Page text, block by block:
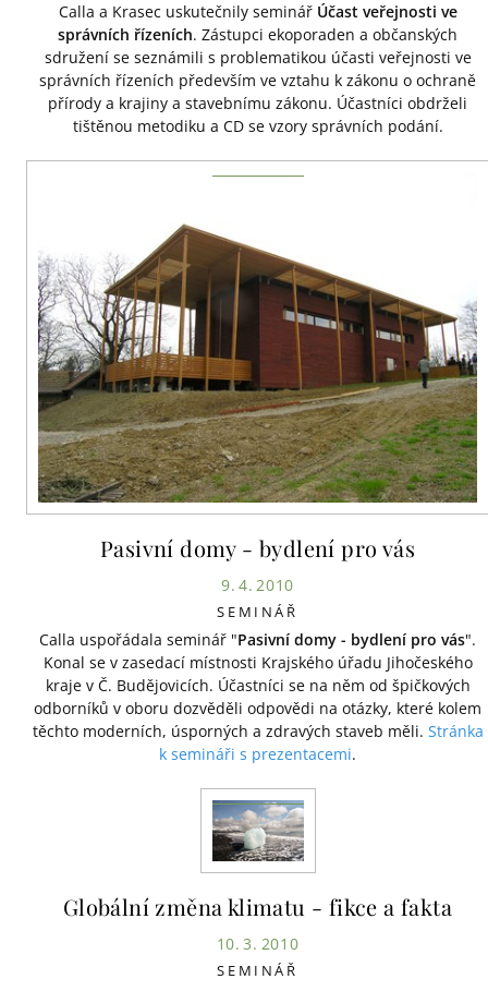
Calla a Krasec uskutečnily seminář Účast veřejnosti ve
správních řízeních. Zástupci ekoporaden a občanských
sdružení se seznámili s problematikou účasti veřejnosti ve
správních řízeních především ve vztahu k zákonu o ochraně
přírody a krajiny a stavebnímu zákonu. Účastníci obdrželi
tištěnou metodiku a CD se vzory správních podání.
Pasivní domy - bydlení pro vás
9. 4. 2010
SEMINÁŘ
Calla uspořádala seminář "Pasivní domy - bydlení pro vás".
Konal se v zasedací místnosti Krajského úřadu Jihočeského
kraje v Č. Budějovicích. Účastníci se na něm od špičkových
odborníků v oboru dozvěděli odpovědi na otázky, které kolem
těchto moderních, úsporných a zdravých staveb měli. Stránka
k semináři s prezentacemi.
Globální změna klimatu - fikce a fakta
10. 3. 2010
SEMINÁŘ